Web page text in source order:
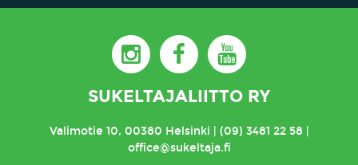
SUKELTAJALIITTO RY
Valimotie 10, 00380 Helsinki | (09) 3481 22 58 |
office@sukeltaja.fi